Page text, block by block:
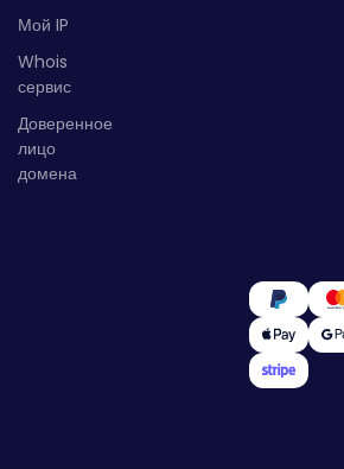
Мой IP
Whois
сервис
Доверенное
лицо
домена